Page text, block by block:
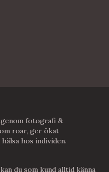
fotografi &
roar, ger ökat
hos individen.
du som kund alltid känna